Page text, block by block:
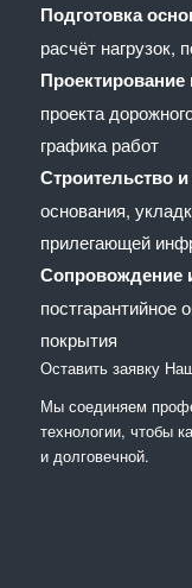
Подготовка
расчёт нагрузок,
проекта
графика работ
Строительство
основания,
прилегающей
Сопровождение
постгарантийное
покрытия
Оставить заявку
Мы соединяем
технологии, чтобы
и долговечной.